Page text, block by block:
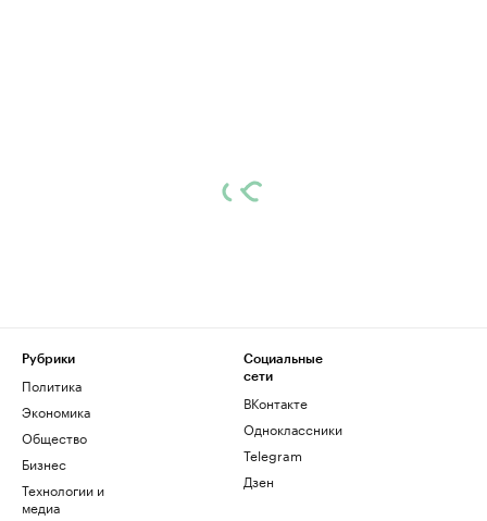
Рубрики
Политика
Экономика
Общество
Бизнес
Технологии и
медиа
Социальные
сети
ВКонтакте
Одноклассники
Telegram
Дзен